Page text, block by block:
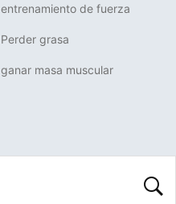
entrenamiento de fuerza
Perder grasa
ganar masa muscular